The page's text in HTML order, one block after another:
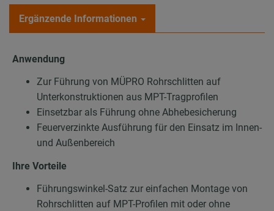
Ergänzende Informationen
Anwendung
Zur Führung von MÜPRO Rohrschlitten auf
Unterkonstruktionen aus MPT-Tragprofilen
Einsetzbar als Führung ohne Abhebesicherung
Feuerverzinkte Ausführung für den Einsatz im Innen-
und Außenbereich
Ihre Vorteile
Führungswinkel-Satz zur einfachen Montage von
Rohrschlitten auf MPT-Profilen mit oder ohne